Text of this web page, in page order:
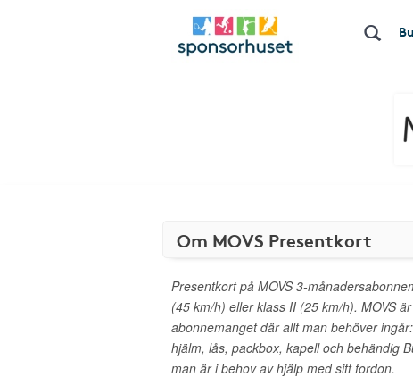
Om MOVS Presentkort
Presentkort på MOVS 3-
(45 km/h) eller klass II (25 km/h). MOVS
abonnemanget där allt man behöver
hjälm, lås, packbox, kapell och behändig
man är i behov av hjälp med sitt fordon.